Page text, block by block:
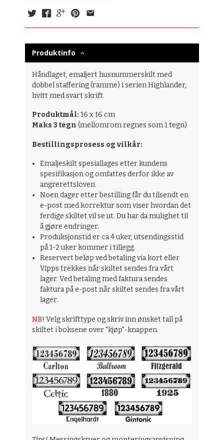
Produktinfo
Håndlaget, emaljert husnummerskilt med
dobbel staffering (ramme) i serien Highlander,
hvitt med svart skrift.
Produktmål: 16 x 16 cm
Maks 3 tegn(mellomrom regnes som 1 tegn)
Bestillingsprosess og vilkår:
Emaljeskilt spesiallages etter kundens
spesifikasjon og omfattes derfor ikke av
angrerettsloven.
Noen dager etter bestilling får du tilsendt en
e-post med korrektur som viser hvordan det
ferdige skiltet vil se ut. Du har da mulighet til
å gjøre endringer.
Produksjonstid er ca 4 uker, utsendingsstid
på 1-2 uker kommer i tillegg.
Reservert beløp ved betaling via kort eller
Vipps trekkes når skiltet sendes fra vårt
lager. Ved betaling med faktura sendes
faktura på e-post når skiltet sendes fra vårt
lager.
NB! Velg skrifttype og skriv inn ønsket tall på
skiltet i boksene over "kjøp"-knappen.